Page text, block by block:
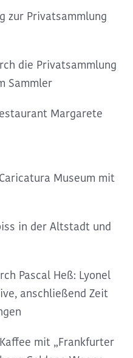
zur Privatsammlung
die Privatsammlung
Sammler
Margarete
Museum mit
in der Altstadt und
Pascal Heß: Lyonel
anschließend Zeit
mit „Frankfurter